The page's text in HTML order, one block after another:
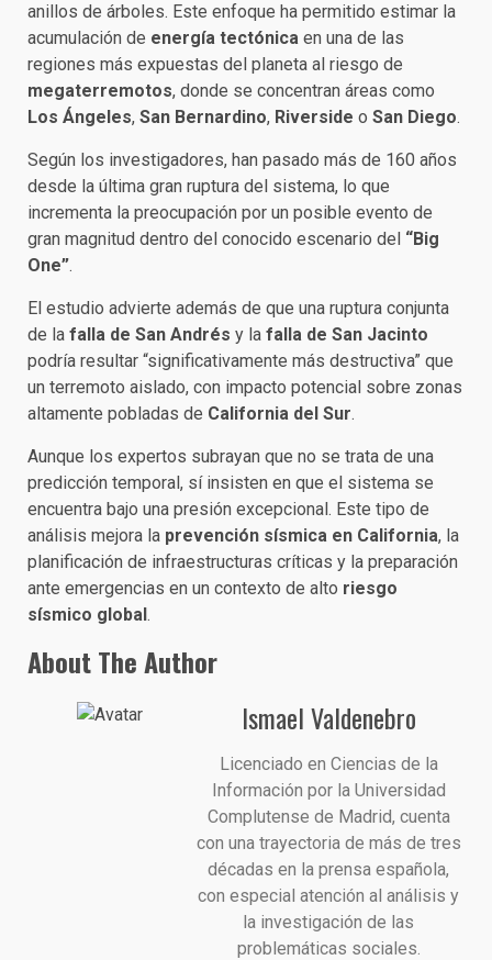
anillos de árboles. Este enfoque ha permitido estimar la
acumulación de energía tectónica en una de las
regiones más expuestas del planeta al riesgo de
megaterremotos, donde se concentran áreas como
Los Ángeles, San Bernardino, Riverside o San Diego.
Según los investigadores, han pasado más de 160 años
desde la última gran ruptura del sistema, lo que
incrementa la preocupación por un posible evento de
gran magnitud dentro del conocido escenario del “Big
One”.
El estudio advierte además de que una ruptura conjunta
de la falla de San Andrés y la falla de San Jacinto
podría resultar “significativamente más destructiva” que
un terremoto aislado, con impacto potencial sobre zonas
altamente pobladas de California del Sur.
Aunque los expertos subrayan que no se trata de una
predicción temporal, sí insisten en que el sistema se
encuentra bajo una presión excepcional. Este tipo de
análisis mejora la prevención sísmica en California, la
planificación de infraestructuras críticas y la preparación
ante emergencias en un contexto de alto riesgo
sísmico global.
About The Author
Ismael Valdenebro
Licenciado en Ciencias de la
Información por la Universidad
Complutense de Madrid, cuenta
con una trayectoria de más de tres
décadas en la prensa española,
con especial atención al análisis y
la investigación de las
problemáticas sociales.